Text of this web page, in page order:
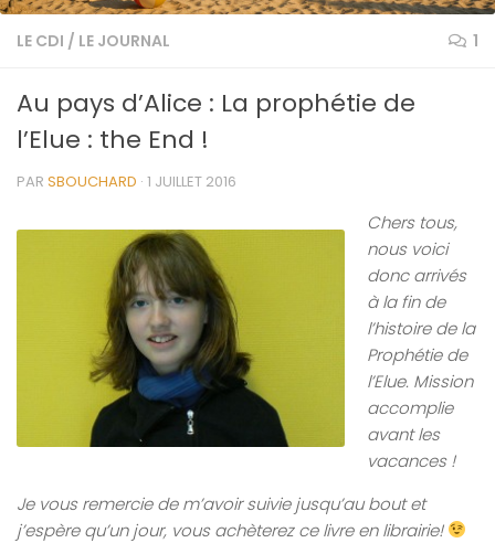
LE CDI / LE JOURNAL 1
Au pays d’Alice : La prophétie de
l’Elue : the End !
PAR SBOUCHARD · 1 JUILLET 2016
Chers tous,
nous voici
donc arrivés
à la fin de
l’histoire de la
Prophétie de
l’Elue. Mission
accomplie
avant les
vacances !
Je vous remercie de m’avoir suivie jusqu’au bout et
j’espère qu’un jour, vous achèterez ce livre en librairie!